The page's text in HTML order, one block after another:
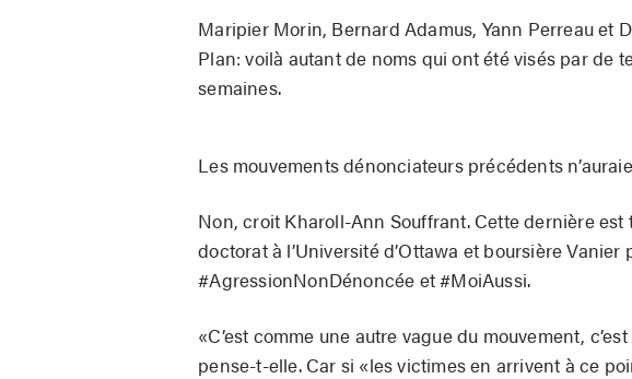
Maripier Morin, Bernard Adamus, Yann Perreau et
Plan: voilà autant de noms qui ont été visés par de
semaines.
Les mouvements dénonciateurs précédents
Non, croit Kharoll-Ann Souffrant. Cette dernière
doctorat à l’Université d’Ottawa et boursière
#AgressionNonDénoncée et #MoiAussi.
«C’est comme une autre vague du mouvement,
pense-t-elle. Car si «les victimes en arrivent à ce